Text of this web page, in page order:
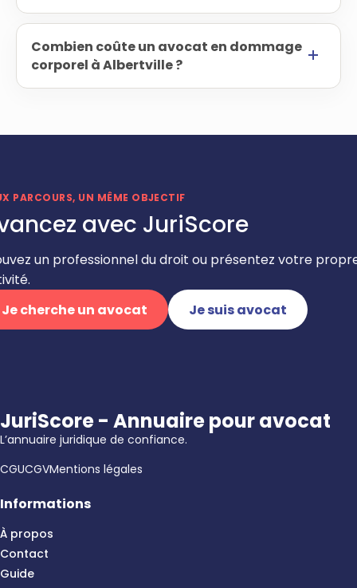
Combien coûte un avocat en dommage
corporel à Albertville ?
PARCOURS, UN MÊME OBJECTIF
avec JuriScore
un professionnel du droit ou présentez votre
Je cherche un avocat
Je suis avocat
JuriScore - Annuaire pour avocat
L’annuaire juridique de confiance.
CGUCGVMentions légales
Informations
À propos
Contact
Guide